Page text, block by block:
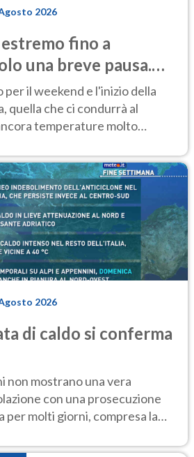
2026
fino a
una breve pausa.
per il weekend e l'inizio della
quella che ci condurrà al
temperature molto
2026
di caldo si conferma
non mostrano una vera
con una prosecuzione
per molti giorni, compresa la